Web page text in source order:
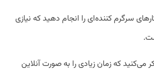
سرگرم کننده‌ای را انجام دهید که نیازی
می‌کنید که زمان زیادی را به صورت آنلاین